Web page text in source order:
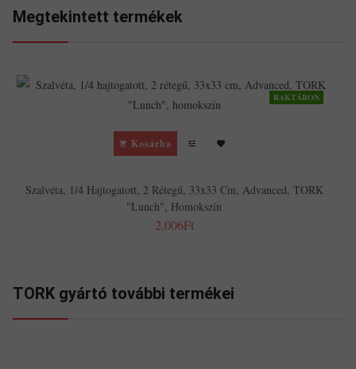
Megtekintett termékek
RAKTÁRON
Kosárba
Szalvéta, 1/4 Hajtogatott, 2 Rétegű, 33x33 Cm, Advanced, TORK
"Lunch", Homokszín
2,006Ft
TORK gyártó további termékei